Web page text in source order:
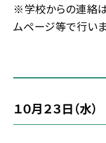
※学校からの連絡は
ムページ等で行いま
１０月２３日（水